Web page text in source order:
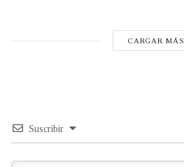
CARGAR MÁS
Suscribir